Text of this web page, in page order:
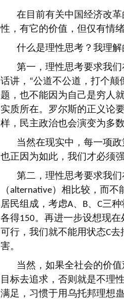
在目前有关中国经济改
性，有它的价值，但仅有情
什么是理性思考？我理
第一，理性思考要求我
话讲， “公道不公道，打个颠
题，也不能因为自己是穷人
实质所在。罗尔斯的正义论
样，民主政治也会演变为多数
当然在现实中，每一项
也正因为如此，我们才必须
第二，理性思考要求我
（alternative）相比较，而不
居民组成，考虑A、 B、 C三种
各得150。再进一步设想现在
可行，我们就不能用状态C去
害。
当然，如果全社会的价
目标去追求，否则就是不理
满足，习惯于用乌托邦理想